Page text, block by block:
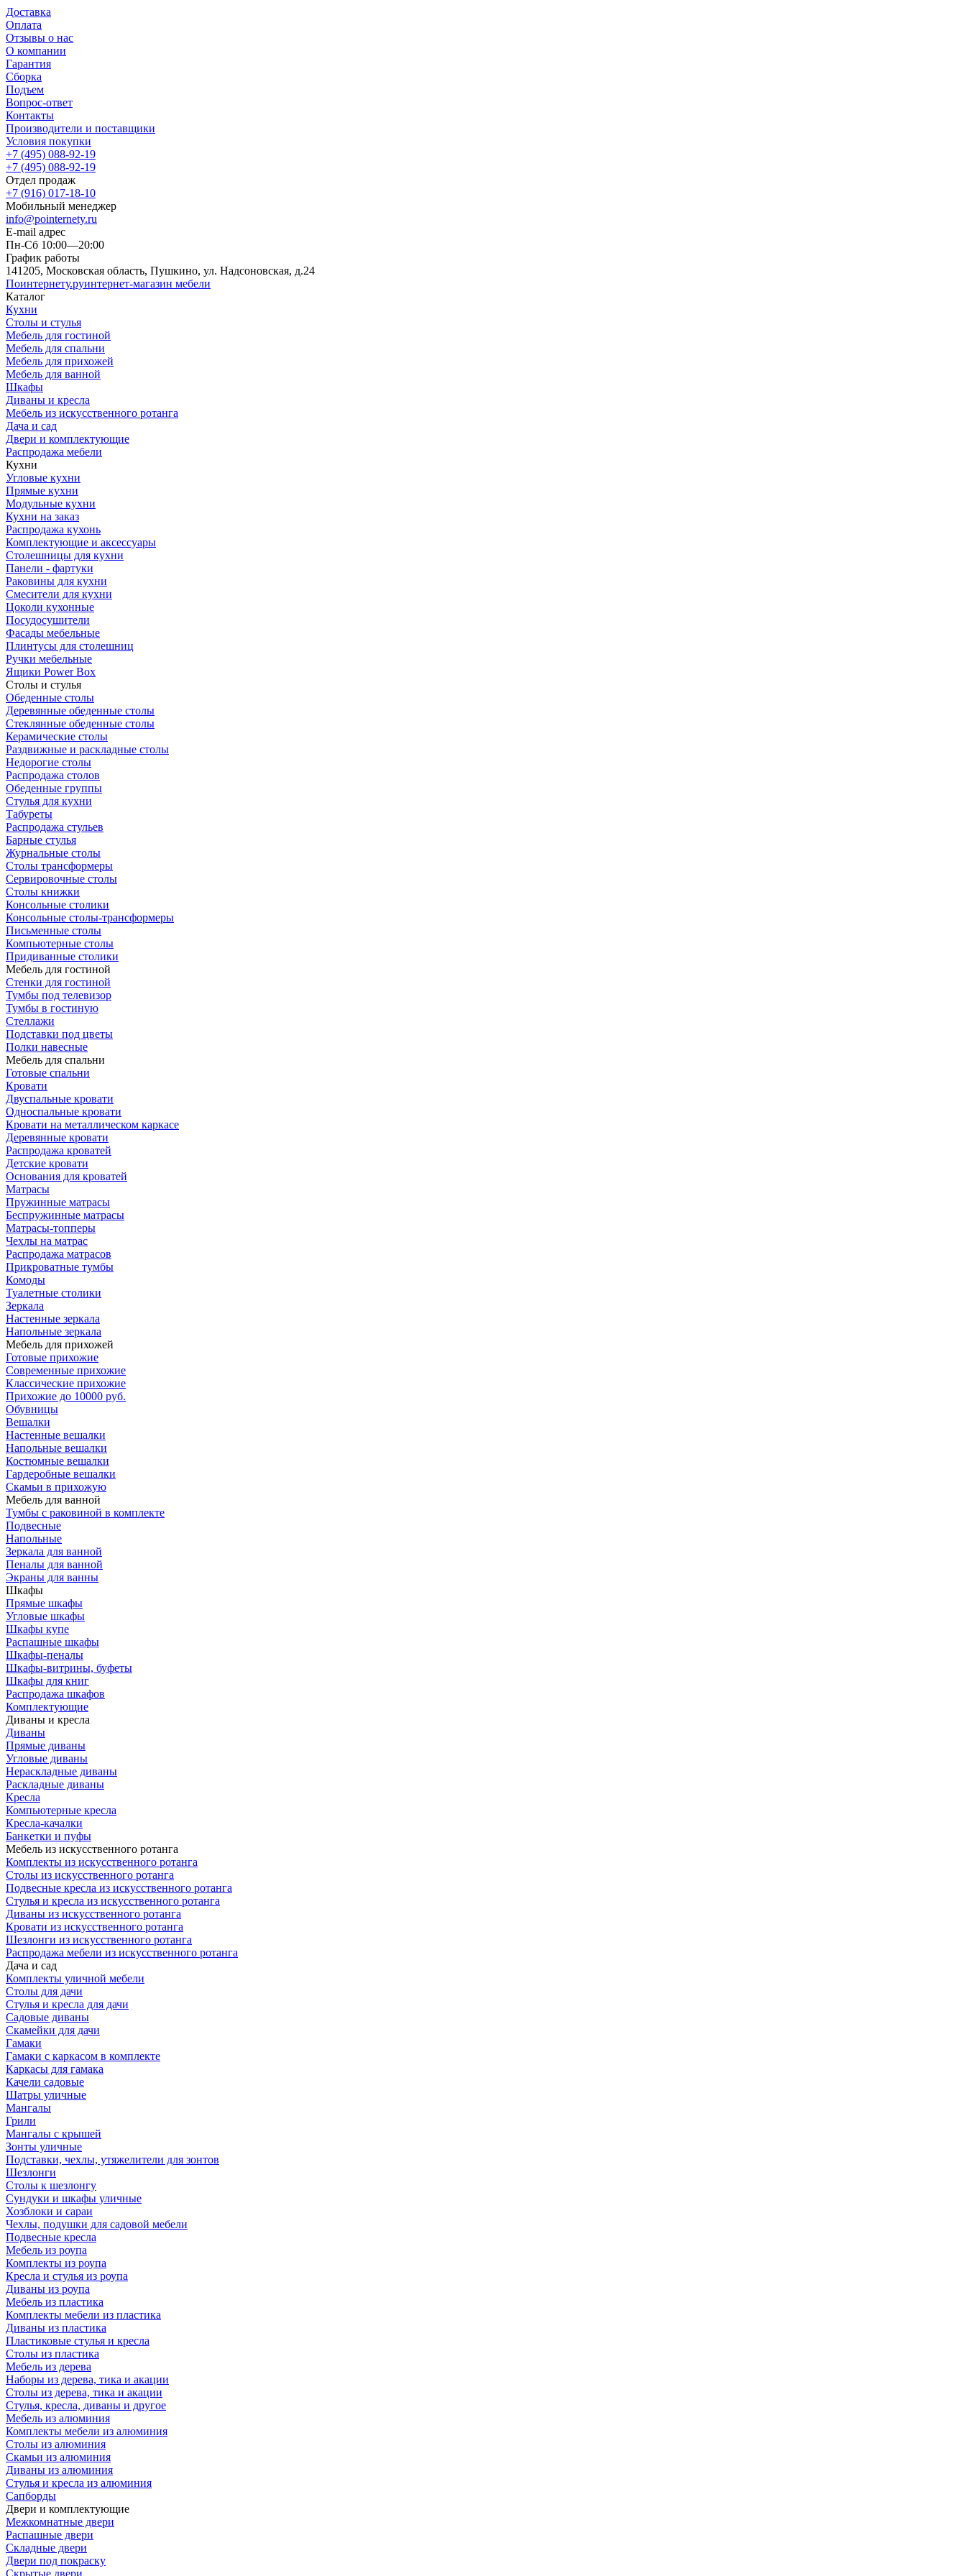
Доставка
Оплата
Отзывы о нас
О компании
Гарантия
Сборка
Подъем
Вопрос-ответ
Контакты
Производители и поставщики
Условия покупки
+7 (495) 088-92-19
+7 (495) 088-92-19
Отдел продаж
+7 (916) 017-18-10
Мобильный менеджер
info@pointernety.ru
E-mail адрес
Пн-Сб 10:00—20:00
График работы
141205, Московская область, Пушкино, ул. Надсоновская, д.24
Поинтернету.руинтернет-магазин мебели
Каталог
Кухни
Столы и стулья
Мебель для гостиной
Мебель для спальни
Мебель для прихожей
Мебель для ванной
Шкафы
Диваны и кресла
Мебель из искусственного ротанга
Дача и сад
Двери и комплектующие
Распродажа мебели
Кухни
Угловые кухни
Прямые кухни
Модульные кухни
Кухни на заказ
Распродажа кухонь
Комплектующие и аксессуары
Столешницы для кухни
Панели - фартуки
Раковины для кухни
Смесители для кухни
Цоколи кухонные
Посудосушители
Фасады мебельные
Плинтусы для столешниц
Ручки мебельные
Ящики Power Box
Столы и стулья
Обеденные столы
Деревянные обеденные столы
Стеклянные обеденные столы
Керамические столы
Раздвижные и раскладные столы
Недорогие столы
Распродажа столов
Обеденные группы
Стулья для кухни
Табуреты
Распродажа стульев
Барные стулья
Журнальные столы
Столы трансформеры
Сервировочные столы
Столы книжки
Консольные столики
Консольные столы-трансформеры
Письменные столы
Компьютерные столы
Придиванные столики
Мебель для гостиной
Стенки для гостиной
Тумбы под телевизор
Тумбы в гостиную
Стеллажи
Подставки под цветы
Полки навесные
Мебель для спальни
Готовые спальни
Кровати
Двуспальные кровати
Односпальные кровати
Кровати на металлическом каркасе
Деревянные кровати
Распродажа кроватей
Детские кровати
Основания для кроватей
Матрасы
Пружинные матрасы
Беспружинные матрасы
Матрасы-топперы
Чехлы на матрас
Распродажа матрасов
Прикроватные тумбы
Комоды
Туалетные столики
Зеркала
Настенные зеркала
Напольные зеркала
Мебель для прихожей
Готовые прихожие
Современные прихожие
Классические прихожие
Прихожие до 10000 руб.
Обувницы
Вешалки
Настенные вешалки
Напольные вешалки
Костюмные вешалки
Гардеробные вешалки
Скамьи в прихожую
Мебель для ванной
Тумбы c раковиной в комплекте
Подвесные
Напольные
Зеркала для ванной
Пеналы для ванной
Экраны для ванны
Шкафы
Прямые шкафы
Угловые шкафы
Шкафы купе
Распашные шкафы
Шкафы-пеналы
Шкафы-витрины, буфеты
Шкафы для книг
Распродажа шкафов
Комплектующие
Диваны и кресла
Диваны
Прямые диваны
Угловые диваны
Нераскладные диваны
Раскладные диваны
Кресла
Компьютерные кресла
Кресла-качалки
Банкетки и пуфы
Мебель из искусственного ротанга
Комплекты из искусственного ротанга
Столы из искусственного ротанга
Подвесные кресла из искусственного ротанга
Стулья и кресла из искусственного ротанга
Диваны из искусственного ротанга
Кровати из искусственного ротанга
Шезлонги из искусственного ротанга
Распродажа мебели из искусственного ротанга
Дача и сад
Комплекты уличной мебели
Столы для дачи
Стулья и кресла для дачи
Садовые диваны
Скамейки для дачи
Гамаки
Гамаки с каркасом в комплекте
Каркасы для гамака
Качели садовые
Шатры уличные
Мангалы
Грили
Мангалы с крышей
Зонты уличные
Подставки, чехлы, утяжелители для зонтов
Шезлонги
Столы к шезлонгу
Сундуки и шкафы уличные
Хозблоки и сараи
Чехлы, подушки для садовой мебели
Подвесные кресла
Мебель из роупа
Комплекты из роупа
Кресла и стулья из роупа
Диваны из роупа
Мебель из пластика
Комплекты мебели из пластика
Диваны из пластика
Пластиковые стулья и кресла
Столы из пластика
Мебель из дерева
Наборы из дерева, тика и акации
Столы из дерева, тика и акации
Стулья, кресла, диваны и другое
Мебель из алюминия
Комплекты мебели из алюминия
Столы из алюминия
Скамьи из алюминия
Диваны из алюминия
Стулья и кресла из алюминия
Сапборды
Двери и комплектующие
Межкомнатные двери
Распашные двери
Складные двери
Двери под покраску
Скрытые двери